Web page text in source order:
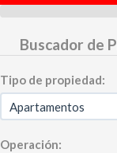
Buscador de
Tipo de propiedad:
Operación: